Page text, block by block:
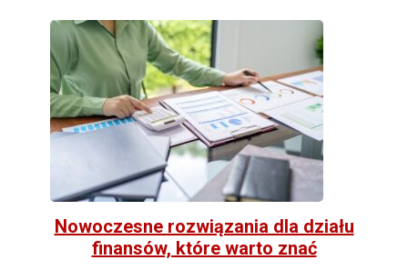
Nowoczesne rozwiązania dla działu
finansów, które warto znać